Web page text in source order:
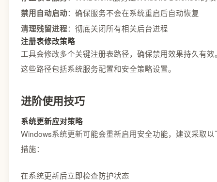
禁用自动启动：确保服务不会在系统重启后自动恢复
清理残留进程：彻底关闭所有相关后台进程
注册表修改策略
工具会修改多个关键注册表路径，确保禁用效果持久有效
这些路径包括系统服务配置和安全策略设置。
进阶使用技巧
系统更新应对策略
Windows系统更新可能会重新启用安全功能，建议采取以
措施：
在系统更新后立即检查防护状态